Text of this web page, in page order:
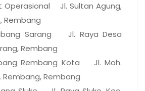
Jl. Sultan Agung,
Rembang
Sarang Jl. Raya Desa
Rembang
Rembang Kota Jl. Moh.
Rembang, Rembang